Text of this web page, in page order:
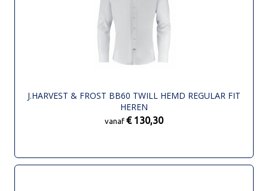
J.HARVEST & FROST BB60 TWILL HEMD REGULAR FIT
HEREN
vanaf € 130,30